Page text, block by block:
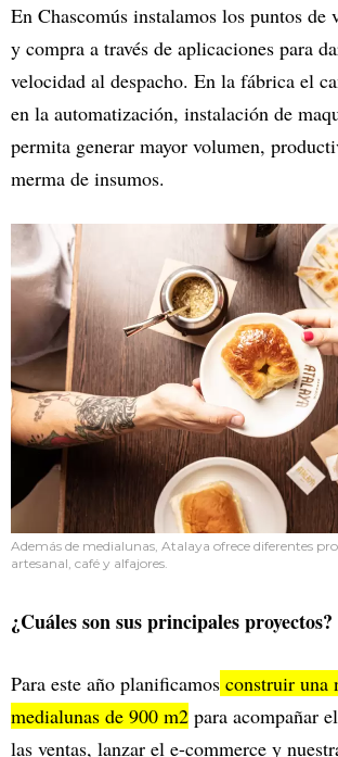
En Chascomús instalamos los puntos de
y compra a través de aplicaciones para
velocidad al despacho. En la fábrica el
en la automatización, instalación de
permita generar mayor volumen,
merma de insumos.
Además de medialunas, Atalaya ofrece diferentes
artesanal, café y alfajores.
¿Cuáles son sus principales proyectos?
Para este año planificamos construir una
medialunas de 900 m2 para acompañar
las ventas, lanzar el e-commerce y